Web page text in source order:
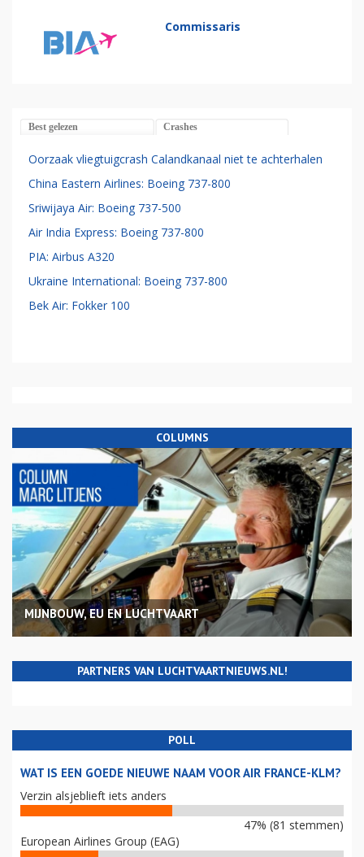
Commissaris
Best gelezen Crashes
Oorzaak vliegtuigcrash Calandkanaal niet te achterhalen
China Eastern Airlines: Boeing 737-800
Sriwijaya Air: Boeing 737-500
Air India Express: Boeing 737-800
PIA: Airbus A320
Ukraine International: Boeing 737-800
Bek Air: Fokker 100
COLUMNS
MIJNBOUW, EU EN LUCHTVAART
PARTNERS VAN LUCHTVAARTNIEUWS.NL!
POLL
WAT IS EEN GOEDE NIEUWE NAAM VOOR AIR FRANCE-KLM?
Verzin alsjeblieft iets anders
47% (81 stemmen)
European Airlines Group (EAG)